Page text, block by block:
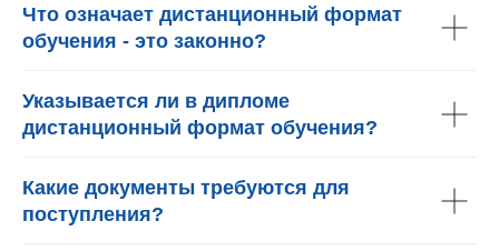
Что означает дистанционный формат
обучения - это законно?
Указывается ли в дипломе
дистанционный формат обучения?
Какие документы требуются для
поступления?